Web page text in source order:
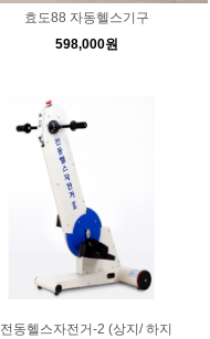
효도88 자동헬스기구
598,000원
전동헬스자전거-2 (상지/ 하지